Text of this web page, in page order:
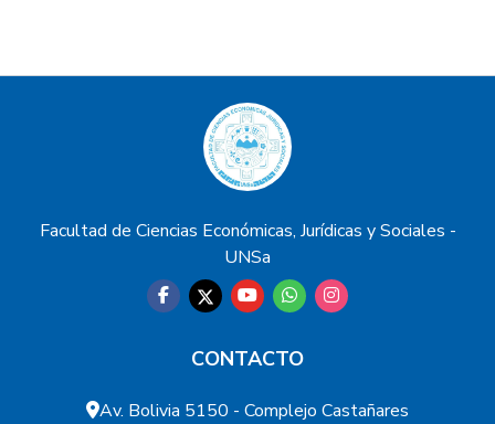
Facultad de Ciencias Económicas, Jurídicas y Sociales -
UNSa
CONTACTO
Av. Bolivia 5150 - Complejo Castañares